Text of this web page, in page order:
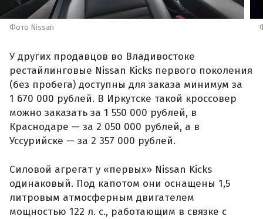
Фото Nissan
У других продавцов во Владивостоке
рестайлинговые Nissan Kicks первого поколения
(без пробега) доступны для заказа минимум за
1 670 000 рублей. В Иркутске такой кроссовер
можно заказать за 1 550 000 рублей, в
Краснодаре — за 2 050 000 рублей, а в
Уссурийске — за 2 357 000 рублей.
Силовой агрегат у «первых» Nissan Kicks
одинаковый. Под капотом они оснащены 1,5
литровым атмосферным двигателем
мощностью 122 л. с., работающим в связке с